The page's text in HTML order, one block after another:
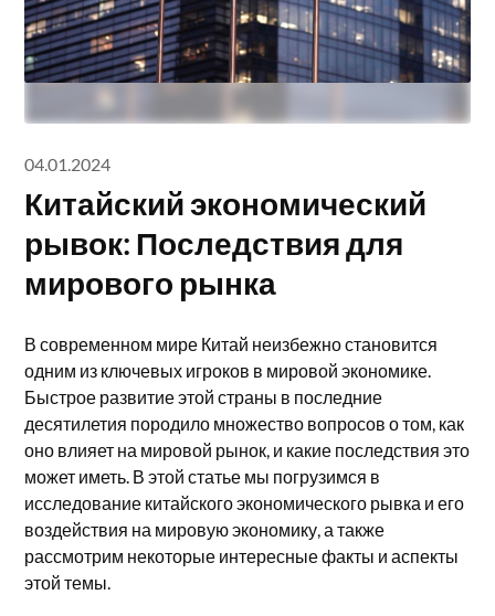
04.01.2024
Китайский экономический
рывок: Последствия для
мирового рынка
В современном мире Китай неизбежно становится
одним из ключевых игроков в мировой экономике.
Быстрое развитие этой страны в последние
десятилетия породило множество вопросов о том, как
оно влияет на мировой рынок, и какие последствия это
может иметь. В этой статье мы погрузимся в
исследование китайского экономического рывка и его
воздействия на мировую экономику, а также
рассмотрим некоторые интересные факты и аспекты
этой темы.